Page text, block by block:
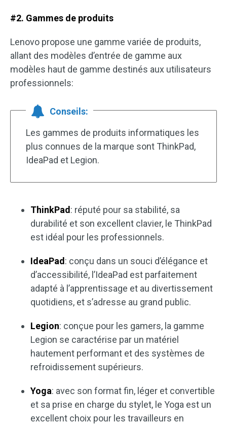
#2. Gammes de produits
Lenovo propose une gamme variée de produits,
allant des modèles d’entrée de gamme aux
modèles haut de gamme destinés aux utilisateurs
professionnels:
Conseils:
Les gammes de produits informatiques les
plus connues de la marque sont ThinkPad,
IdeaPad et Legion.
ThinkPad : réputé pour sa stabilité, sa
durabilité et son excellent clavier, le ThinkPad
est idéal pour les professionnels.
IdeaPad : conçu dans un souci d’élégance et
d’accessibilité, l’IdeaPad est parfaitement
adapté à l’apprentissage et au divertissement
quotidiens, et s’adresse au grand public.
Legion: conçue pour les gamers, la gamme
Legion se caractérise par un matériel
hautement performant et des systèmes de
refroidissement supérieurs.
Yoga: avec son format fin, léger et convertible
et sa prise en charge du stylet, le Yoga est un
excellent choix pour les travailleurs en